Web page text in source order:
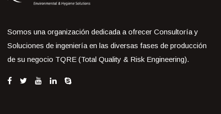
Somos una organización dedicada a ofrecer Consultoría y
Soluciones de ingeniería en las diversas fases de producción
de su negocio TQRE (Total Quality & Risk Engineering).